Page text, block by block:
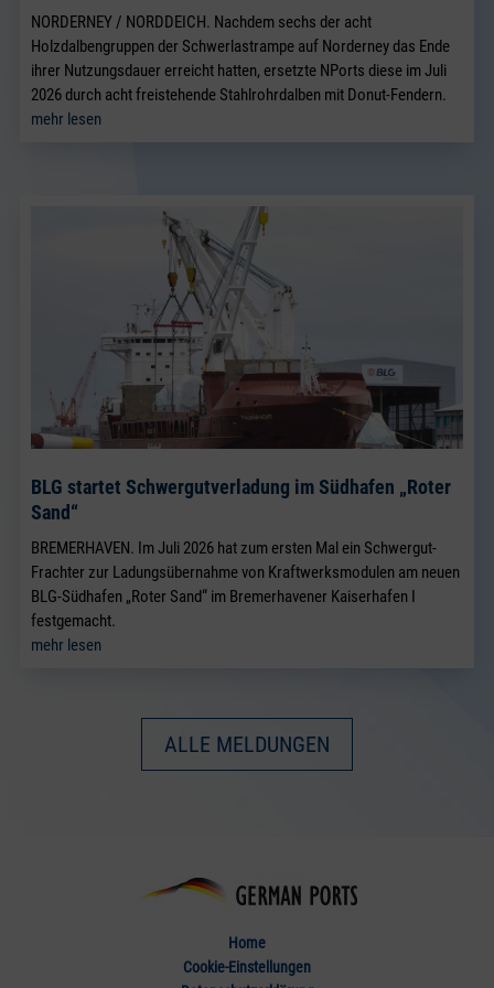
NORDERNEY / NORDDEICH. Nachdem sechs der acht
Holzdalbengruppen der Schwerlastrampe auf Norderney das Ende
ihrer Nutzungsdauer erreicht hatten, ersetzte NPorts diese im Juli
2026 durch acht freistehende Stahlrohrdalben mit Donut-Fendern.
mehr lesen
BLG startet Schwergutverladung im Südhafen „Roter
Sand“
BREMERHAVEN. Im Juli 2026 hat zum ersten Mal ein Schwergut-
Frachter zur Ladungsübernahme von Kraftwerksmodulen am neuen
BLG-Südhafen „Roter Sand“ im Bremerhavener Kaiserhafen I
festgemacht.
mehr lesen
ALLE MELDUNGEN
Home
Cookie-Einstellungen